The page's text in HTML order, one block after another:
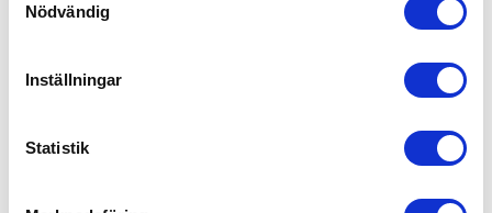
Nödvändig
Inställningar
Statistik
Är trädgårdsskötsel RUT-berättigat?
Absolut! Vi drar av 50% på arbetskostnaden, så
trädgårdsavfall till tippen.